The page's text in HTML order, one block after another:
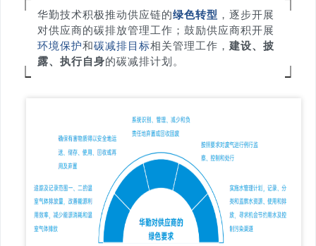
华勤技术积极推动供应链的绿色转型 ，逐步开展
对供应商的碳排放管理工作；鼓励供应商积开展
环境保护和碳减排目标相关管理工作， 建设、披
露、执行自身的碳减排计划 。